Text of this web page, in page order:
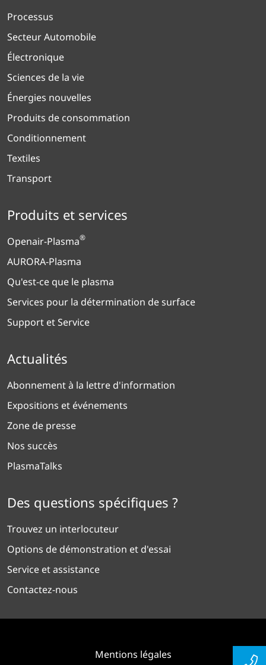
Processus
Secteur Automobile
Électronique
Sciences de la vie
Énergies nouvelles
Produits de consommation
Conditionnement
Textiles
Transport
Produits et services
Openair-Plasma®
AURORA-Plasma
Qu'est-ce que le plasma
Services pour la détermination de surface
Support et Service
Actualités
Abonnement à la lettre d'information
Expositions et événements
Zone de presse
Nos succès
PlasmaTalks
Des questions spécifiques ?
Trouvez un interlocuteur
Options de démonstration et d'essai
Service et assistance
Contactez-nous
Mentions légales